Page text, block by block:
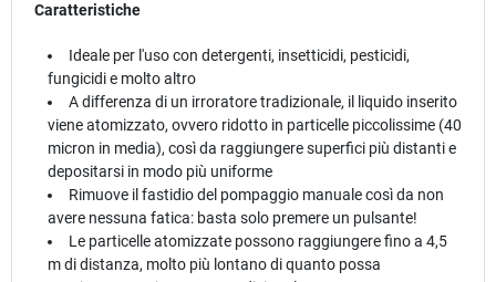
Caratteristiche
Ideale per l'uso con detergenti, insetticidi, pesticidi,
fungicidi e molto altro
A differenza di un irroratore tradizionale, il liquido inserito
viene atomizzato, ovvero ridotto in particelle piccolissime (40
micron in media), così da raggiungere superfici più distanti e
depositarsi in modo più uniforme
Rimuove il fastidio del pompaggio manuale così da non
avere nessuna fatica: basta solo premere un pulsante!
Le particelle atomizzate possono raggiungere fino a 4,5
m di distanza, molto più lontano di quanto possa